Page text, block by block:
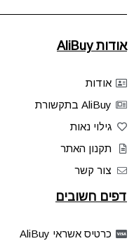
אודות AliBuy
אודות
AliBuy בתקשורת
גילוי נאות
תקנון האתר
צור קשר
דפים חשובים
כרטיס אשראי AliBuy